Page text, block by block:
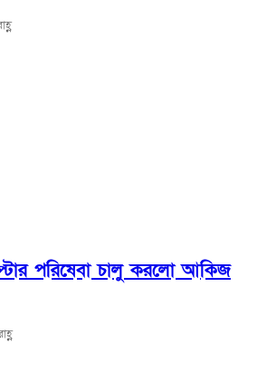
পরিষেবা চালু করলো আকিজ